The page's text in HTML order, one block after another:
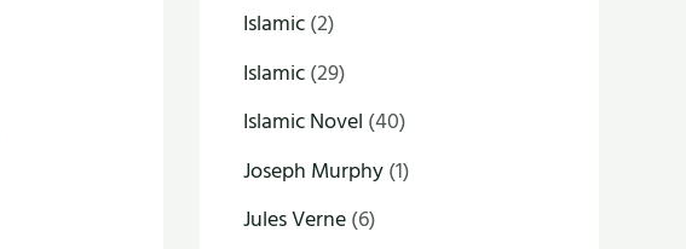
Islamic(2)
Islamic(29)
Islamic Novel (40)
Joseph Murphy(1)
Jules Verne(6)